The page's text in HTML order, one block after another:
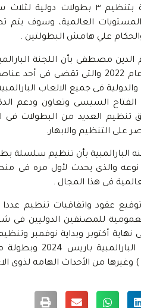
وبهذا تقوم اللجنة بتنظيم ٣
العالمية، وسوف
علي هامش البطولتين .
الدين مصطفى بأن اللجنة
الاداره المسئولية عام 2022
والدولية فى جميع الالعاب
الفتاح السيسى وتعاون ودعم
العديد من البطولات فى
على التنظيم والابهار.
البارالمبية بأن تنظيم سلسلة
نوعه والذى يحدث لأول مره فى
فى هذا المجال .
عقود واتفاقيات تنظيم عددا
للمصنفين الدوليين فى
والمؤهلتين
) وغيرها من الأحداث الهامه لذوى